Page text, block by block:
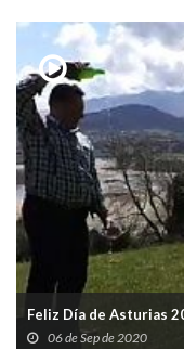
Feliz Día de Asturias
06 de Sep de 2020